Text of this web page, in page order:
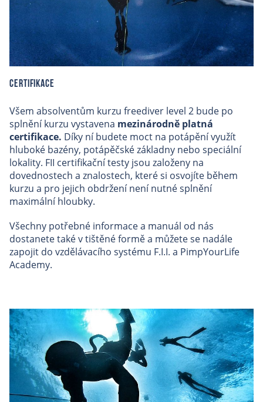
Certifikace
Všem absolventům kurzu freediver level 2 bude po
splnění kurzu vystavena mezinárodně platná
certifikace. Díky ní budete moct na potápění využít
hluboké bazény, potápěčské základny nebo speciální
lokality. FII certifikační testy jsou založeny na
dovednostech a znalostech, které si osvojíte během
kurzu a pro jejich obdržení není nutné splnění
maximální hloubky.
Všechny potřebné informace a manuál od nás
dostanete také v tištěné formě a můžete se nadále
zapojit do vzdělávacího systému F.I.I. a PimpYourLife
Academy.